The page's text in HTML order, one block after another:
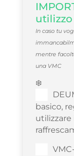
In caso tu
mentre
una VMC
❄️
basico,
utilizzare